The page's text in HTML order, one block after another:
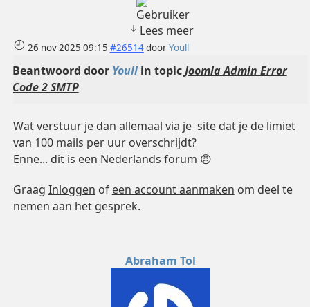
Lees meer
26 nov 2025 09:15 #26514doorYoull
Beantwoord door Youllin topicJoomla Admin Error
Code 2 SMTP
Wat verstuur je dan allemaal via je site dat je de limiet
van 100 mails per uur overschrijdt?
Enne... dit is een Nederlands forum 😠
Graag Inloggen of een account aanmaken om deel te
nemen aan het gesprek.
Abraham Tol